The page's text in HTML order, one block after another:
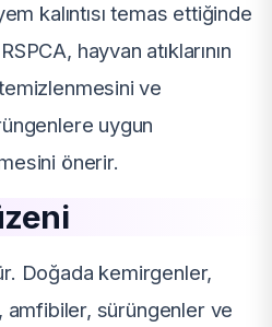
kalıntısı temas ettiğinde
hayvan atıklarının
ve
uygun
önerir.
Doğada kemirgenler,
amfibiler, sürüngenler ve